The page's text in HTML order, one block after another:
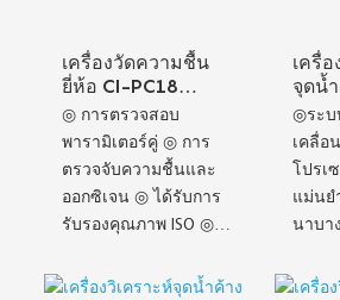
เครื่องวัดความชื้น
ยี่ห้อ CI-PC18
Series
◎ การตรวจสอบ
พารามิเตอร์คู่ ◎ การ
ตรวจจับความชื้นและ
ออกซิเจน ◎ ได้รับการ
รับรองคุณภาพ ISO ◎
แบบแยกส่วน ◎ ทนต่อ
เครื่อ
จุดน้
รุ่นใ
◎ระบ
เคลื่อ
โปรเ
แม่นย
นาบา
◎ประ